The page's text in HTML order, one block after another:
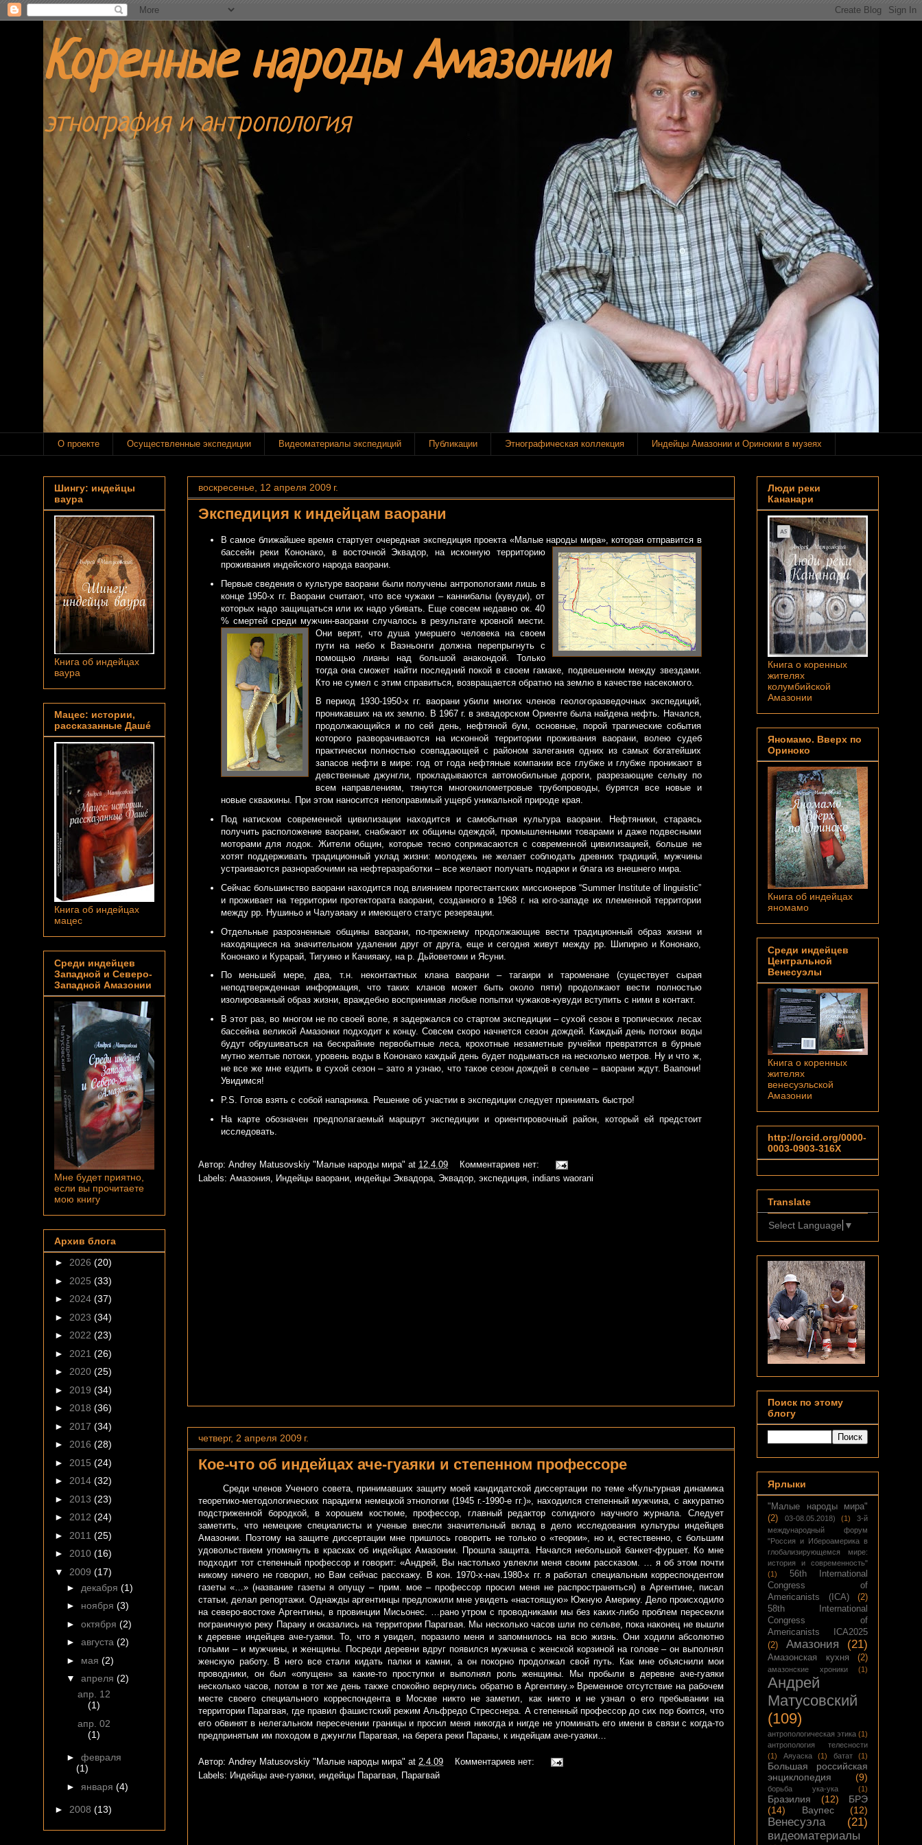
Коренные народы Амазонии
этнография и антропология
О проекте Осуществленные экспедиции Видеоматериалы экспедиций Публикации Этнографическая коллекция Индейцы Амазонии и Оринокии в музеях
воскресенье, 12 апреля 2009 г.
Экспедиция к индейцам ваорани
В самое ближайшее время стартует очередная экспедиция проекта «Малые народы мира», которая отправится в
бассейн реки Кононако, в восточной Эквадор, на исконную территорию
проживания индейского народа ваорани.
Первые сведения о культуре ваорани были получены антропологами лишь в
конце 1950-х гг. Ваорани считают, что все чужаки – каннибалы (кувуди), от
которых надо защищаться или их надо убивать. Еще совсем недавно ок. 40
% смертей среди мужчин-ваорани случалось в результате кровной мести.
Они верят, что душа умершего человека на своем
пути на небо к Ваэньонги должна перепрыгнуть с
помощью лианы над большой анакондой. Только
тогда она сможет найти последний покой в своем гамаке, подвешенном между звездами.
Кто не сумел с этим справиться, возвращается обратно на землю в качестве насекомого.
В период 1930-1950-х гг. ваорани убили многих членов геологоразведочных экспедиций,
проникавших на их землю. В 1967 г. в эквадорском Ориенте была найдена нефть. Начался,
продолжающийся и по сей день, нефтяной бум, основные, порой трагические события
которого разворачиваются на исконной территории проживания ваорани, волею судеб
практически полностью совпадающей с районом залегания одних из самых богатейших
запасов нефти в мире: год от года нефтяные компании все глубже и глубже проникают в
девственные джунгли, прокладываются автомобильные дороги, разрезающие сельву по
всем направлениям, тянутся многокилометровые трубопроводы, бурятся все новые и
новые скважины. При этом наносится непоправимый ущерб уникальной природе края.
Под натиском современной цивилизации находится и самобытная культура ваорани. Нефтяники, стараясь
получить расположение ваорани, снабжают их общины одеждой, промышленными товарами и даже подвесными
моторами для лодок. Жители общин, которые тесно соприкасаются с современной цивилизацией, больше не
хотят поддерживать традиционный уклад жизни: молодежь не желает соблюдать древних традиций, мужчины
устраиваются разнорабочими на нефтеразработки – все желают получать подарки и блага из внешнего мира.
Сейчас большинство ваорани находится под влиянием протестантских миссионеров “Summer Institute of linguistic”
и проживает на территории протектората ваорани, созданного в 1968 г. на юго-западе их племенной территории
между рр. Нушиньо и Чалуаяаку и имеющего статус резервации.
Отдельные разрозненные общины ваорани, по-прежнему продолжающие вести традиционный образ жизни и
находящиеся на значительном удалении друг от друга, еще и сегодня живут между рр. Шипирно и Кононако,
Кононако и Курарай, Тигуино и Качияаку, на р. Дьйоветоми и Ясуни.
По меньшей мере, два, т.н. неконтактных клана ваорани – тагаири и тароменане (существует сырая
неподтвержденная информация, что таких кланов может быть около пяти) продолжают вести полностью
изолированный образ жизни, враждебно воспринимая любые попытки чужаков-кувуди вступить с ними в контакт.
В этот раз, во многом не по своей воле, я задержался со стартом экспедиции – сухой сезон в тропических лесах
бассейна великой Амазонки подходит к концу. Совсем скоро начнется сезон дождей. Каждый день потоки воды
будут обрушиваться на бескрайние первобытные леса, крохотные незаметные ручейки превратятся в бурные
мутно желтые потоки, уровень воды в Кононако каждый день будет подыматься на несколько метров. Ну и что ж,
не все же мне ездить в сухой сезон – зато я узнаю, что такое сезон дождей в сельве – ваорани ждут. Ваапони!
Увидимся!
P.S. Готов взять с собой напарника. Решение об участии в экспедиции следует принимать быстро!
На карте обозначен предполагаемый маршрут экспедиции и ориентировочный район, который ей предстоит
исследовать.
Автор: Andrey Matusovskiy "Малые народы мира" at 12.4.09
Комментариев нет:
Labels: Амазония Индейцы ваорани индейцы Эквадора Эквадор экспедиция indians waorani
четверг, 2 апреля 2009 г.
Кое-что об индейцах аче-гуаяки и степенном профессоре
Среди членов Ученого совета, принимавших защиту моей кандидатской диссертации по теме «Культурная динамика
теоретико-методологических парадигм немецкой этнологии (1945 г.-1990-е гг.)», находился степенный мужчина, с аккуратно
подстриженной бородкой, в хорошем костюме, профессор, главный редактор солидного научного журнала. Следует
заметить, что немецкие специалисты и ученые внесли значительный вклад в дело исследования культуры индейцев
Амазонии. Поэтому на защите диссертации мне пришлось говорить не только о «теории», но и, естественно, с большим
удовольствием упомянуть в красках об индейцах Амазонии. Прошла защита. Начался небольшой банкет-фуршет. Ко мне
подходит тот степенный профессор и говорит: «Андрей, Вы настолько увлекли меня своим рассказом. … я об этом почти
никому ничего не говорил, но Вам сейчас расскажу. В кон. 1970-х-нач.1980-х гг. я работал специальным корреспондентом
газеты «…» (название газеты я опущу – прим. мое – профессор просил меня не распространяться) в Аргентине, писал
статьи, делал репортажи. Однажды аргентинцы предложили мне увидеть «настоящую» Южную Америку. Дело происходило
на северо-востоке Аргентины, в провинции Мисьонес. …рано утром с проводниками мы без каких-либо проблем пересекли
пограничную реку Парану и оказались на территории Парагвая. Мы несколько часов шли по сельве, пока наконец не вышли
к деревне индейцев аче-гуаяки. То, что я увидел, поразило меня и запомнилось на всю жизнь. Они ходили абсолютно
голыми – и мужчины, и женщины. Посреди деревни вдруг появился мужчина с женской корзиной на голове – он выполнял
женскую работу. В него все стали кидать палки и камни, а он покорно продолжал свой путь. Как мне объяснили мои
проводники, он был «опущен» за какие-то проступки и выполнял роль женщины. Мы пробыли в деревне аче-гуаяки
несколько часов, потом в тот же день также спокойно вернулись обратно в Аргентину.» Временное отсутствие на рабочем
месте своего специального корреспондента в Москве никто не заметил, как никто и не узнал о его пребывании на
территории Парагвая, где правил фашистский режим Альфредо Стресснера. А степенный профессор до сих пор боится, что
его обвинят в нелегальном пересечении границы и просил меня никогда и нигде не упоминать его имени в связи с когда-то
предпринятым им походом в джунгли Парагвая, на берега реки Параны, к индейцам аче-гуаяки…
Автор: Andrey Matusovskiy "Малые народы мира" at 2.4.09
Комментариев нет:
Labels: Индейцы аче-гуаяки, индейцы Парагвая, Парагвай
Шингу: индейцы
ваура
Книга об индейцах
ваура
Мацес: истории,
рассказанные Дашé
Книга об индейцах
мацес
Среди индейцев
Западной и Северо-
Западной Амазонии
Мне будет приятно,
если вы прочитаете
мою книгу
Архив блога
► 2026 (20)
► 2025 (33)
► 2024 (37)
► 2023 (34)
► 2022 (23)
► 2021 (26)
► 2020 (25)
► 2019 (34)
► 2018 (36)
► 2017 (34)
► 2016 (28)
► 2015 (24)
► 2014 (32)
► 2013 (23)
► 2012 (24)
► 2011 (25)
► 2010 (16)
▼ 2009 (17)
► декабря (1)
► ноября (3)
► октября (2)
► августа (2)
► мая (2)
▼ апреля (2)
апр. 12
(1)
апр. 02
(1)
► февраля
(1)
► января (4)
► 2008 (13)
Люди реки
Кананари
Книга о коренных
жителях
колумбийской
Амазонии
Яномамо. Вверх по
Ориноко
Книга об индейцах
яномамо
Среди индейцев
Центральной
Венесуэлы
Книга о коренных
жителях
венесуэльской
Амазонии
http://orcid.org/0000-
0003-0903-316X
Translate
Select Language ▼
Поиск по этому
блогу
Ярлыки
"Малые народы мира"
(2)
03-08.05.2018) (1)
3-й
международный форум
"Россия и Ибероамерика в
глобализирующемся мире:
история и современность"
(1)
56th International
Congress of
Americanists (ICA)
(2)
58th International
Congress of
Americanists ICA2025
(2)
Амазония (21)
Амазонская кухня (2)
амазонские хроники (1)
Андрей
Матусовский
(109)
антропологическая этика (1)
антропология телесности
(1)
Аяуаска (1) батат (1)
Большая российская
энциклопедия
(9)
борьба ука-ука (1)
Бразилия (12)
БРЭ
(14)
Ваупес (12)
Венесуэла
(21)
видеоматериалы